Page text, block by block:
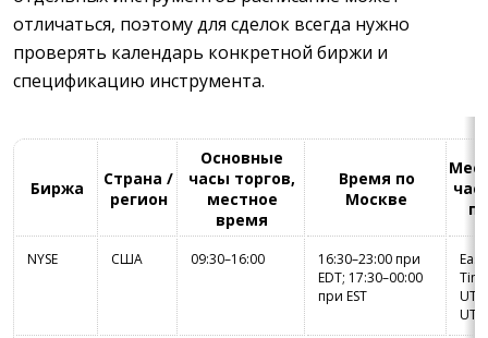
отличаться, поэтому для сделок всегда нужно
проверять календарь конкретной биржи и
спецификацию инструмента.
Биржа
Страна /
регион
Основные
часы торгов,
местное
время
Время по
Москве
NYSE США 09:30–16:00
16:30–23:00 при
EDT; 17:30–00:00
при EST